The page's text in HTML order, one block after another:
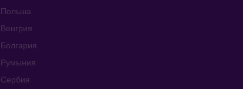
Польша
Венгрия
Болгария
Румыния
Сербия